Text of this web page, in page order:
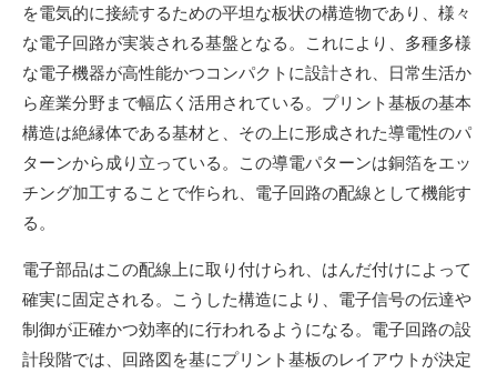
を電気的に接続するための平坦な板状の構造物であり、様々
な電子回路が実装される基盤となる。これにより、多種多様
な電子機器が高性能かつコンパクトに設計され、日常生活か
ら産業分野まで幅広く活用されている。プリント基板の基本
構造は絶縁体である基材と、その上に形成された導電性のパ
ターンから成り立っている。この導電パターンは銅箔をエッ
チング加工することで作られ、電子回路の配線として機能す
る。
電子部品はこの配線上に取り付けられ、はんだ付けによって
確実に固定される。こうした構造により、電子信号の伝達や
制御が正確かつ効率的に行われるようになる。電子回路の設
計段階では、回路図を基にプリント基板のレイアウトが決定